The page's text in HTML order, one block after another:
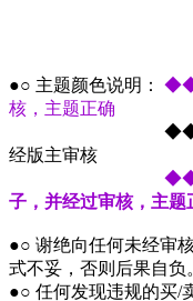
●○ 主题颜色说明：
核，主题正确
经版主审核
子，并经过审核，主题
●○ 谢绝向任何未经审
式不妥，否则后果自负
●○ 任何发现违规的买/